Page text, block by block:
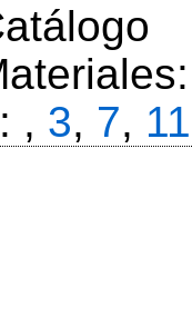
, 3, 7, 11